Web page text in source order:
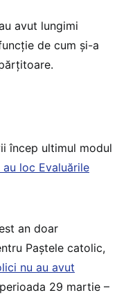
avut lungimi
de cum și-a
încep ultimul modul
loc Evaluările
an doar
Paștele catolic,
nu au avut
29 martie –